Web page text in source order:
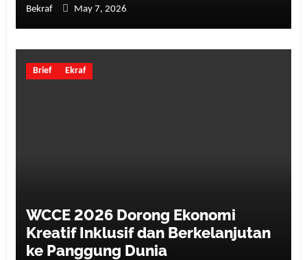
Bekraf May 7, 2026
Brief Ekraf
WCCE 2026 Dorong Ekonomi
Kreatif Inklusif dan Berkelanjutan
ke Panggung Dunia